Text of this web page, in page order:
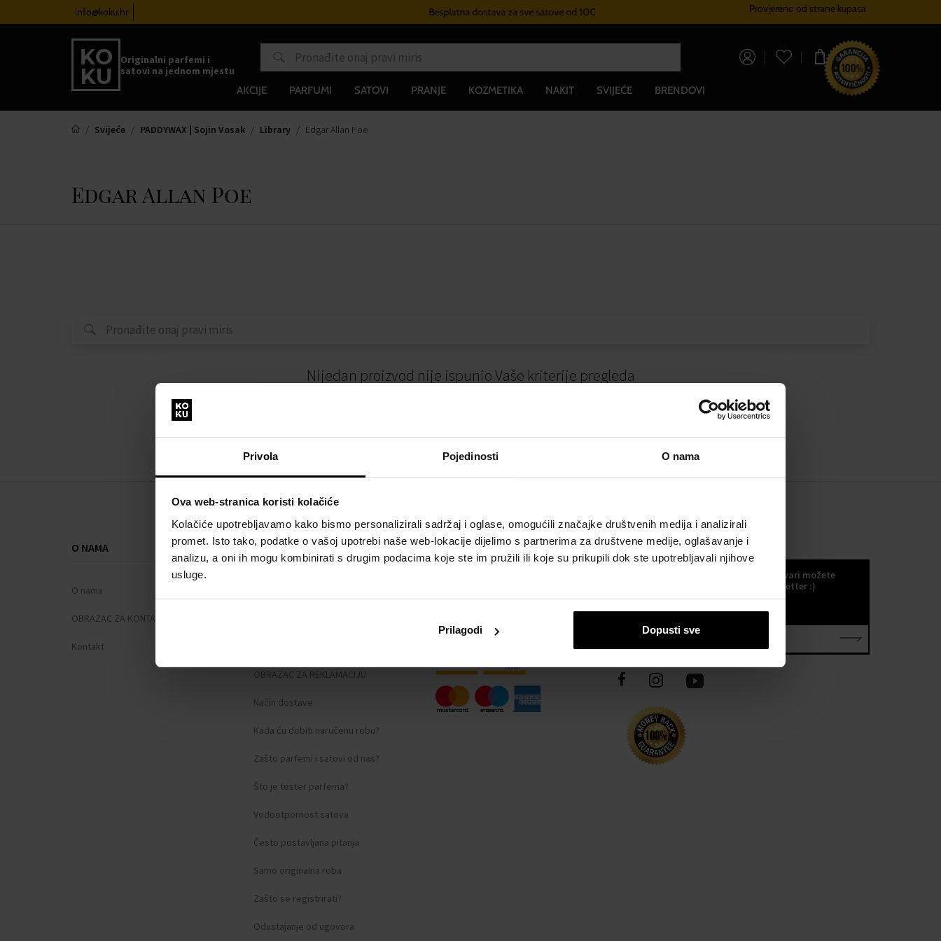
Privola Pojedinosti O nama
Ova web-stranica koristi kolačiće
Kolačiće upotrebljavamo kako bismo personalizirali sadržaj i oglase, omogućili značajke društvenih medija i analizirali
promet. Isto tako, podatke o vašoj upotrebi naše web-lokacije dijelimo s partnerima za društvene medije, oglašavanje i
analizu, a oni ih mogu kombinirati s drugim podacima koje ste im pružili ili koje su prikupili dok ste upotrebljavali njihove
usluge.
Prilagodi Dopusti sve
info@koku.hr Besplatna dostava za sve satove od 100€ Sustav vjernostiProvjereno od strane kupaca
Originalni parfemi i
satovi na jednom mjestu
0,00 €
AKCIJE PARFUMI SATOVI PRANJE KOZMETIKA NAKIT SVIJEĆE BRENDOVI
Svijeće PADDYWAX | Sojin Vosak Library Edgar Allan Poe
Edgar Allan Poe
Nijedan proizvod nije ispunio Vaše kriterije pregleda
O NAMA
O nama
OBRAZAC ZA KONTAKT
Kontakt
SVE O KUPNJI
OBRAZAC ZA REKLAMACIJU
Način dostave
Kada ću dobiti naručenu robu?
Zašto parfemi i satovi od nas?
Što je tester parfema?
Vodootpornost satova
Često postavljana pitanja
Samo originalna roba
Zašto se registrirati?
Odustajanje od ugovora
NAČINI PLAĆANJA KOKULETTER
Novosti, trendove i druge odlične stvari možete
primati ako se odlučite za naš kokuletter :)
E-mail*